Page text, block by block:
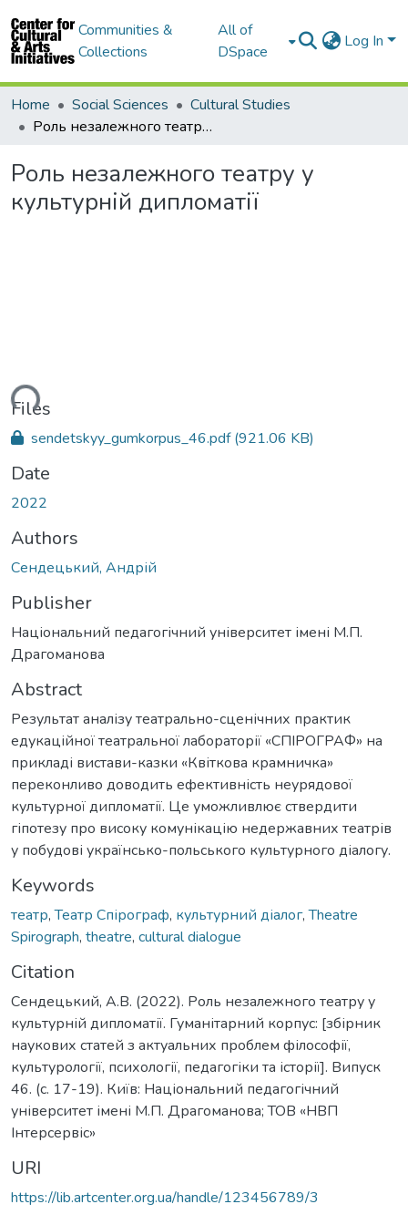
Communities &
Collections
All of
DSpace
Log In
Home Social Sciences
Cultural Studies
Роль незалежного театру у культурній дипломатії
Роль незалежного театру у
культурній дипломатії
Files
sendetskyy_gumkorpus_46.pdf(921.06 KB)
Date
2022
Authors
Сендецький, Андрій
Publisher
Національний педагогічний університет імені М.П.
Драгоманова
Abstract
Результат аналізу театрально-сценічних практик
едукаційної театральної лабораторії «СПІРОГРАФ» на
прикладі вистави-казки «Квіткова крамничка»
переконливо доводить ефективність неурядової
культурної дипломатії. Це уможливлює ствердити
гіпотезу про високу комунікацію недержавних театрів
у побудові українсько-польського культурного діалогу.
Keywords
театр,Театр Спірограф, культурний діалог,Theatre
Spirograph, theatre, cultural dialogue
Citation
Сендецький, А.В. (2022). Роль незалежного театру у
культурній дипломатії. Гуманітарний корпус: [збірник
наукових статей з актуальних проблем філософії,
культурології, психології, педагогіки та історії]. Випуск
46. (c. 17-19). Київ: Національний педагогічний
університет імені М.П. Драгоманова; ТОВ «НВП
Інтерсервіс»
URI
https://lib.artcenter.org.ua/handle/123456789/3